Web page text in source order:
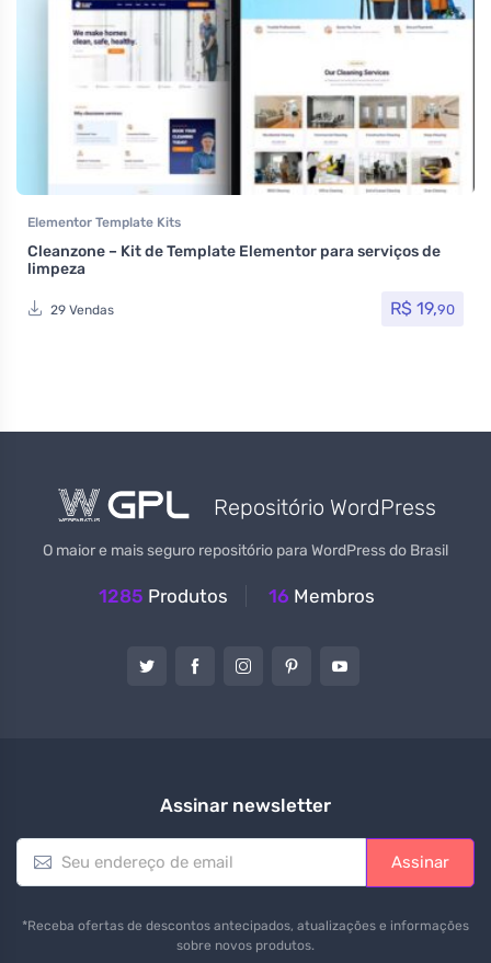
Elementor Template Kits
Cleanzone – Kit de Template Elementor para serviços de
limpeza
29 Vendas R$ 19,90
Repositório WordPress
O maior e mais seguro repositório para WordPress do Brasil
1285 Produtos 16 Membros
Assinar newsletter
E
a
Assinar
*Receba ofertas de descontos antecipados, atualizações e informações
sobre novos produtos.